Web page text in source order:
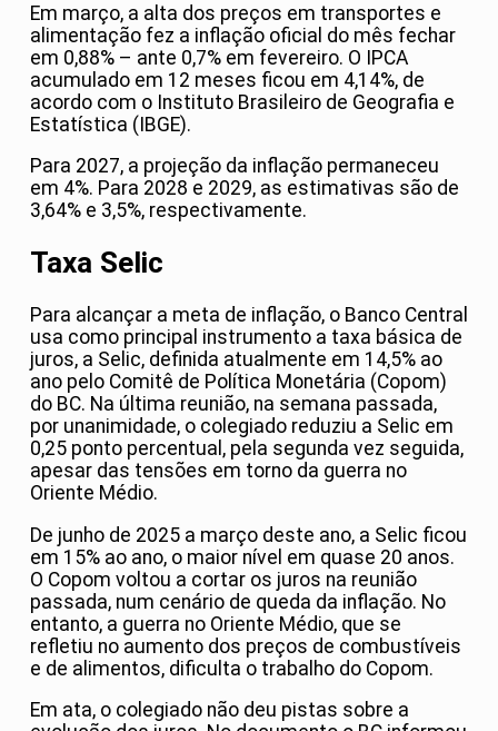
Em março, a alta dos preços em transportes e
alimentação fez a inflação oficial do mês fechar
em 0,88% – ante 0,7% em fevereiro. O IPCA
acumulado em 12 meses ficou em 4,14%, de
acordo com o Instituto Brasileiro de Geografia e
Estatística (IBGE).
Para 2027, a projeção da inflação permaneceu
em 4%. Para 2028 e 2029, as estimativas são de
3,64% e 3,5%, respectivamente.
Taxa Selic
Para alcançar a meta de inflação, o Banco Central
usa como principal instrumento a taxa básica de
juros, a Selic, definida atualmente em 14,5% ao
ano pelo Comitê de Política Monetária (Copom)
do BC. Na última reunião, na semana passada,
por unanimidade, o colegiado reduziu a Selic em
0,25 ponto percentual, pela segunda vez seguida,
apesar das tensões em torno da guerra no
Oriente Médio.
De junho de 2025 a março deste ano, a Selic ficou
em 15% ao ano, o maior nível em quase 20 anos.
O Copom voltou a cortar os juros na reunião
passada, num cenário de queda da inflação. No
entanto, a guerra no Oriente Médio, que se
refletiu no aumento dos preços de combustíveis
e de alimentos, dificulta o trabalho do Copom.
Em ata, o colegiado não deu pistas sobre a